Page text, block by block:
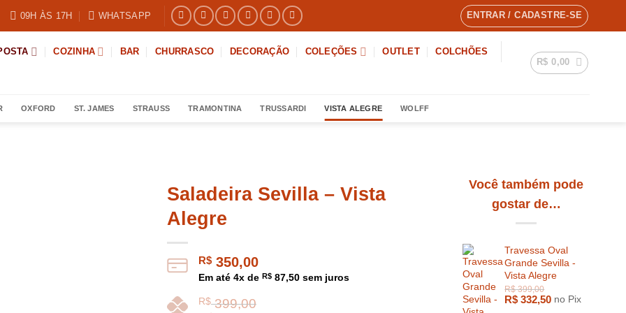
09H ÀS 17H WHATSAPP ENTRAR / CADASTRE-SE
COZINHA BAR CHURRASCO DECORAÇÃO COLEÇÕES OUTLET
COLCHÕES
R$ 0,00
OXFORD ST. JAMES STRAUSS TRAMONTINA TRUSSARDI VISTA ALEGRE WOLFF
Saladeira Sevilla – Vista
Alegre
R$ 350,00
Em até 4x de R$ 87,50 sem juros
Você também pode
gostar de…
Travessa Oval
Grande Sevilla -
Vista Alegre
R$ 332,50 no Pix